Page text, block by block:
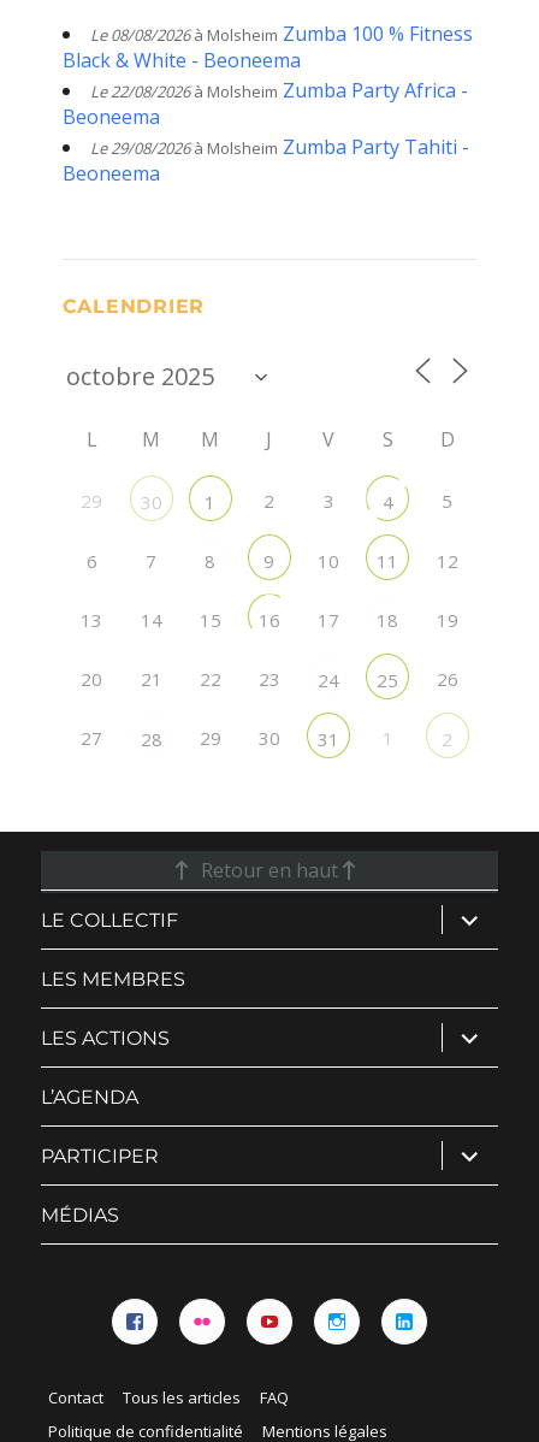
Le 08/08/2026à Molsheim Zumba 100 % Fitness
Black & White - Beoneema
Le 22/08/2026à Molsheim Zumba Party Africa -
Beoneema
Le 29/08/2026à Molsheim Zumba Party Tahiti -
Beoneema
CALENDRIER
L M M J V S D
29 30 1 2 3 4 5
6 7 8 9 10 11 12
13 14 15 16 17 18 19
20 21 22 23 24 25 26
27 28 29 30 31 1 2
Retour en haut
LE COLLECTIF ouvrir
le
sous-
LES MEMBRES
LES ACTIONS ouvrir
le
sous-
L’AGENDA
PARTICIPER ouvrir
le
sous-
MÉDIAS
Contact Tous les articles
FAQ
Politique de confidentialité
Mentions légales